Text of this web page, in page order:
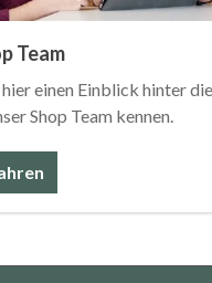
Team
hier einen Einblick hinter
Shop Team kennen.